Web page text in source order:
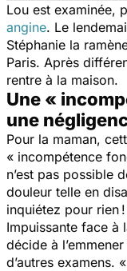
Lou est examinée,
angine. Le
Stéphanie la
Paris. Après
rentre à la maison.
Une «
une
Pour la maman,
« incompétence
n’est pas possible
douleur telle en
inquiétez pour rien
Impuissante face à
décide à
d’autres examens. «